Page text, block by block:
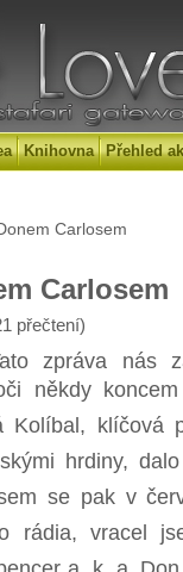
Knihovna Přehled
Carlosem
Carlosem
přečtení)
zpráva nás
někdy
Kolíbal, klíčová
hrdiny, dalo
se pak v
rádia, vracel